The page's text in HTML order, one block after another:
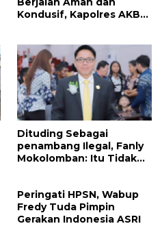
Kondusif, Kapolres AKBP
Mitra
Dituding Sebagai
penambang Ilegal, Fanly
Mokolomban: Itu Tidak
Peringati HPSN, Wabup
Fredy Tuda Pimpin
Gerakan Indonesia ASRI